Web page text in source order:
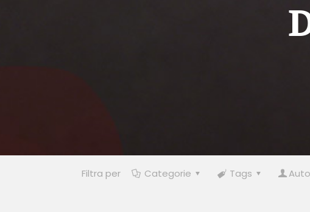
Filtra per Categorie Tags